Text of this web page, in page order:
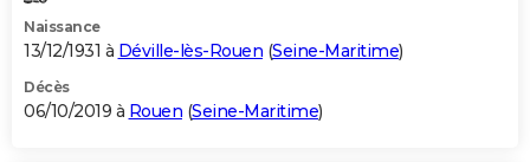
Naissance
13/12/1931 à Déville-lès-Rouen (Seine-Maritime)
Décès
06/10/2019 à Rouen (Seine-Maritime)